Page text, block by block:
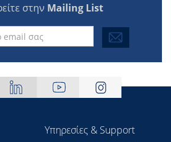
στην Mailing List
Υπηρεσίες & Support